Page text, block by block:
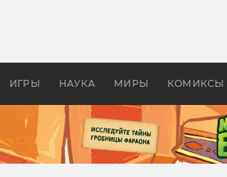
ИГРЫ НАУКА МИРЫ КОМИКСЫ
апокалипсис, в России —